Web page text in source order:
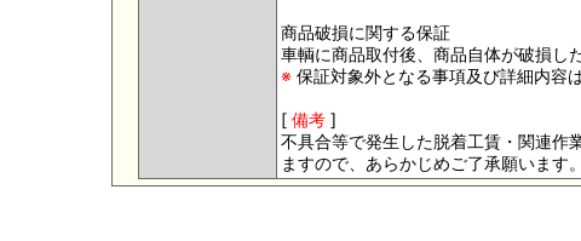
商品破損に関する保証
車輌に商品取付後、商品自体が破損し
※ 保証対象外となる事項及び詳細内容
[ 備考 ]
不具合等で発生した脱着工賃・関連作
ますので、あらかじめご了承願います。